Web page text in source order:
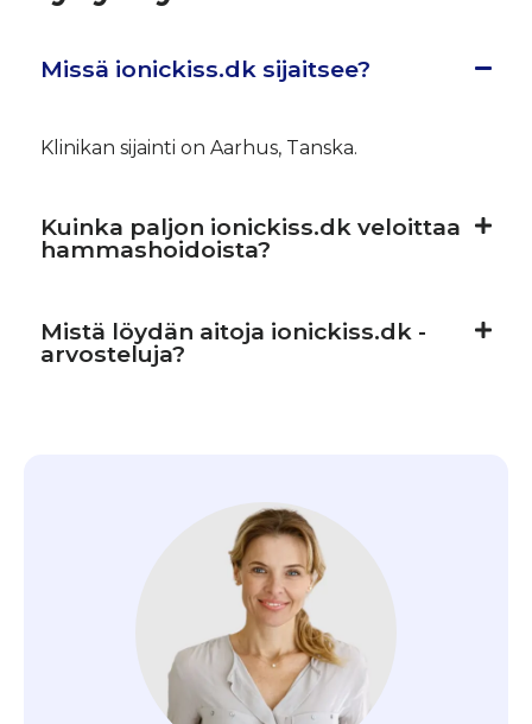
Missä ionickiss.dk sijaitsee?
Klinikan sijainti on Aarhus, Tanska.
Kuinka paljon ionickiss.dk veloittaa
hammashoidoista?
Mistä löydän aitoja ionickiss.dk -
arvosteluja?